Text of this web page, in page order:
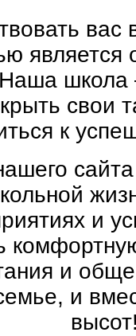
вас
Наша школа
свои
к
и
и
и